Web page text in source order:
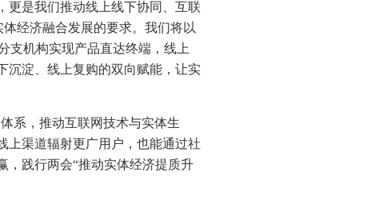
更是我们推动线上线下协同、互联
经济融合发展的要求。我们将以
支机构实现产品直达终端，线上
沉淀、线上复购的双向赋能，让实
系，推动互联网技术与实体生
上渠道辐射更广用户，也能通过社
，践行两会“推动实体经济提质升